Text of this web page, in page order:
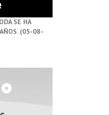
SE HA
(05-08-